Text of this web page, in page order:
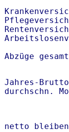
Abzüge
netto